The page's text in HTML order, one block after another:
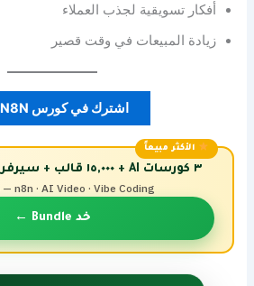
أفكار تسويقية لجذب العملاء
زيادة المبيعات في وقت قصير
اشترك في كورس N8N الان
الأكثر مبيعاً
٣ كورسات AI + ١٥,٠٠٠ قالب + سيرفر مجاني
n8n · AI Video · Vibe Coding — ضمان ٧ أيام
خد Bundle ←